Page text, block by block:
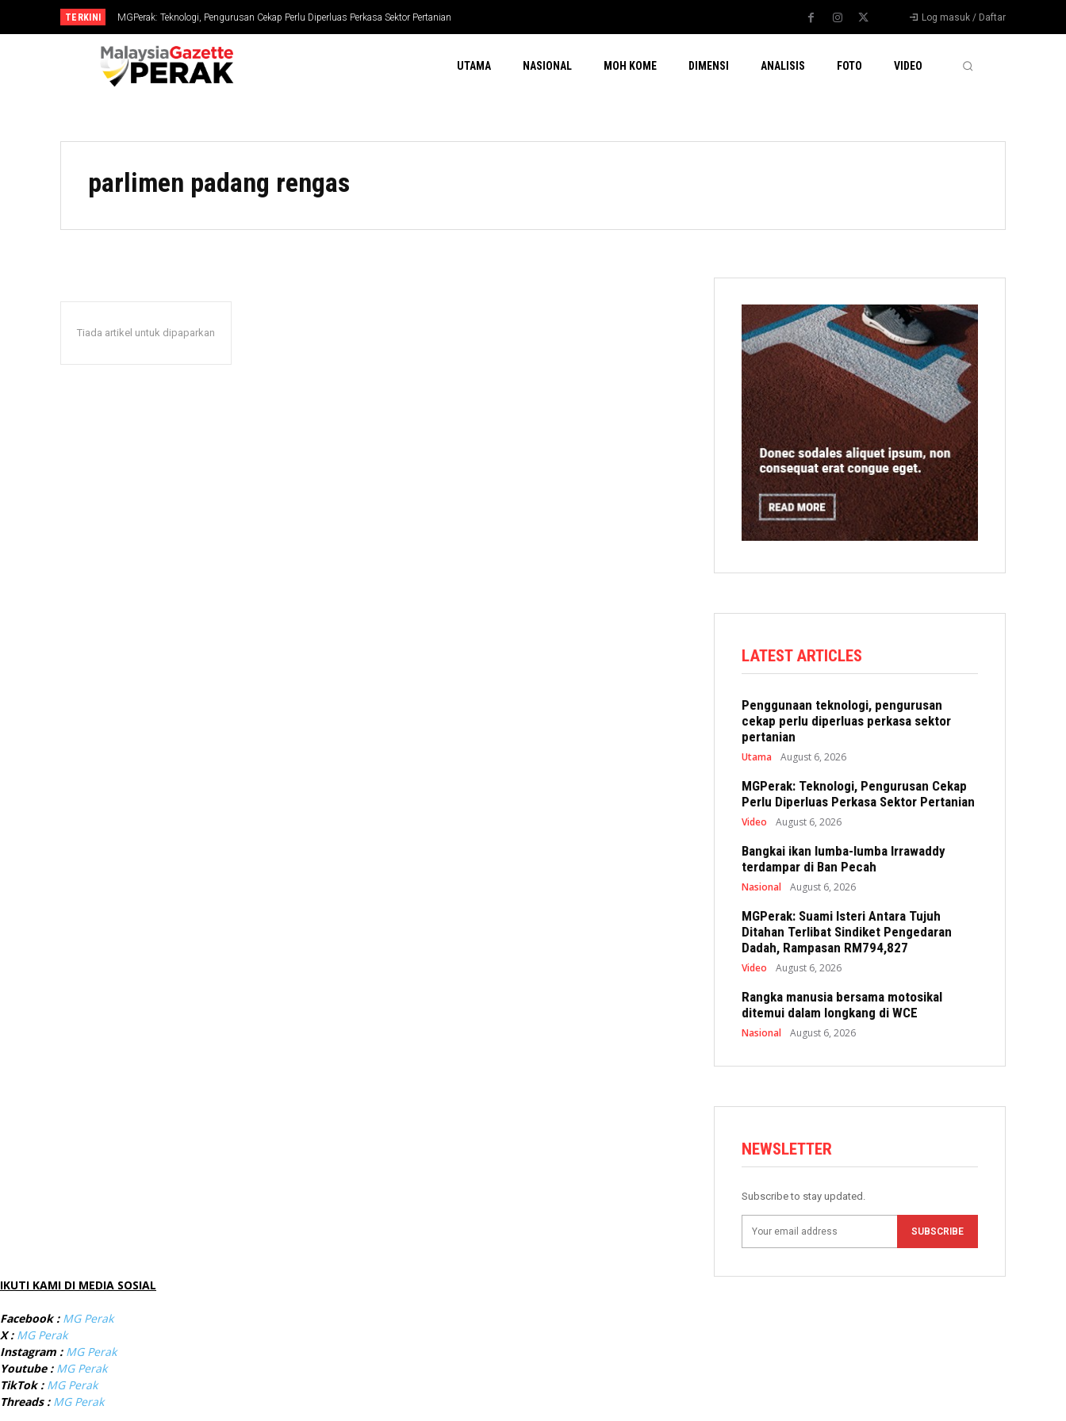
TERKINI MGPerak: Teknologi, Pengurusan Cekap Perlu Diperluas Perkasa Sektor Pertanian Log masuk / Daftar
UTAMA NASIONAL MOH KOME DIMENSI ANALISIS FOTO VIDEO
parlimen padang rengas
Tiada artikel untuk dipaparkan
LATEST ARTICLES
Penggunaan teknologi, pengurusan
cekap perlu diperluas perkasa sektor
pertanian
Utama August 6, 2026
MGPerak: Teknologi, Pengurusan Cekap
Perlu Diperluas Perkasa Sektor Pertanian
Video August 6, 2026
Bangkai ikan lumba-lumba Irrawaddy
terdampar di Ban Pecah
Nasional August 6, 2026
MGPerak: Suami Isteri Antara Tujuh
Ditahan Terlibat Sindiket Pengedaran
Dadah, Rampasan RM794,827
Video August 6, 2026
Rangka manusia bersama motosikal
ditemui dalam longkang di WCE
Nasional August 6, 2026
NEWSLETTER
Subscribe to stay updated.
SUBSCRIBE
IKUTI KAMI DI MEDIA SOSIAL
Facebook : MG Perak
X : MG Perak
Instagram : MG Perak
Youtube : MG Perak
TikTok : MG Perak
Threads : MG Perak